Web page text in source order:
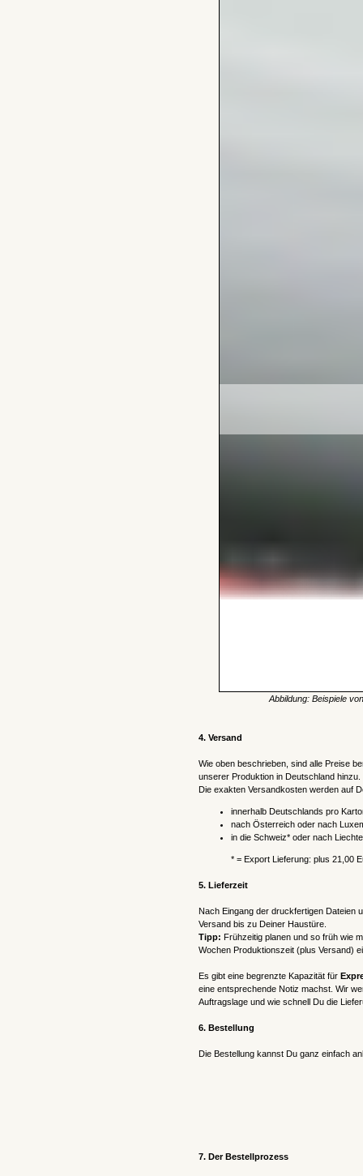
Abbildung: Beispiele
4. Versand
Wie oben beschrieben, sind alle Preise
unserer Produktion in Deutschland hinzu.
Die exakten Versandkosten werden auf
innerhalb Deutschlands pro
nach Österreich oder nach
in die Schweiz* oder nach
* = Export Lieferung: plus 21,00
5. Lieferzeit
Nach Eingang der druckfertigen Dateien
Versand bis zu Deiner Haustüre.
Tipp: Frühzeitig planen und so früh wie
Wochen Produktionszeit (plus Versand)
Es gibt eine begrenzte Kapazität für
eine entsprechende Notiz machst. Wir
Auftragslage und wie schnell Du die
6. Bestellung
Die Bestellung kannst Du ganz einfach
7. Der Bestellprozess